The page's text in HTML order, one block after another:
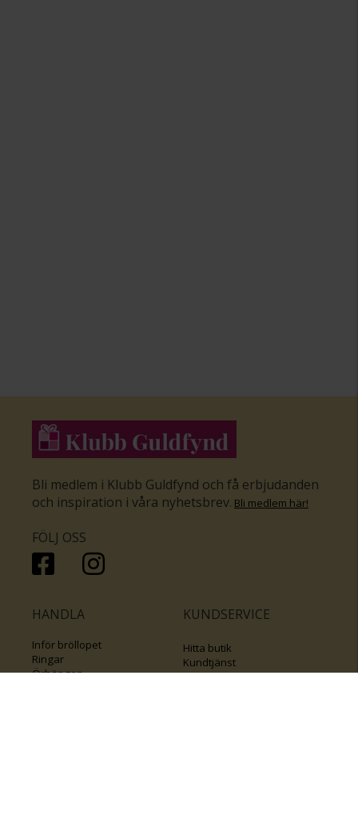
Bli medlem i Klubb Guldfynd och få erbjudanden
och inspiration i våra nyhetsbrev. Bli medlem här!
FÖLJ OSS
HANDLA
Inför bröllopet
Ringar
Örhängen
KUNDSERVICE
Hitta butik
Kundtjänst
Smyckesförsäkringar